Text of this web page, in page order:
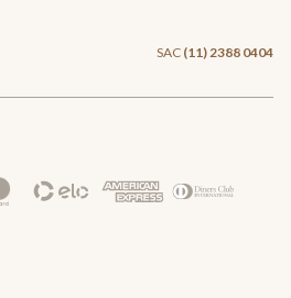
SAC (11) 2388 0404